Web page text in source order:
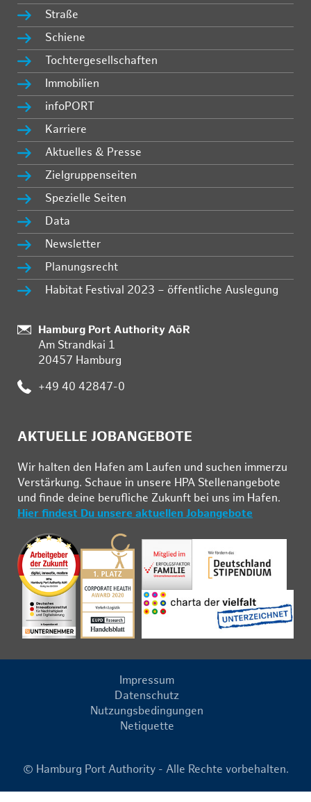
Straße
Schiene
Tochtergesellschaften
Immobilien
infoPORT
Karriere
Aktuelles & Presse
Zielgruppenseiten
Spezielle Seiten
Data
Newsletter
Planungsrecht
Habitat Festival 2023 – öffentliche Auslegung
:
Hamburg Port Authority AöR
Am Strandkai 1
20457 Hamburg
: +49 40 42847-0
AKTUELLE JOBANGEBOTE
Wir hal­ten den Ha­fen am Lau­fen und su­chen im­mer­zu
Ver­stär­kung. Schau­e in un­se­re HPA Stel­len­an­ge­bo­te
und fin­de deine be­ruf­li­che Zu­kunft bei uns im Ha­fen.
Hier findest Du unsere aktuellen Jobangebote
Impressum
Datenschutz
Nutzungsbedingungen
Netiquette
© Hamburg Port Authority - Alle Rechte vorbehalten.